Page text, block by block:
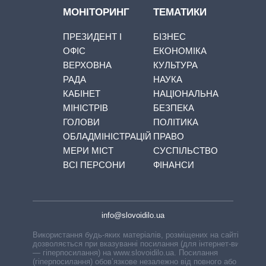
МОНІТОРИНГ
ПРЕЗИДЕНТ І
ОФІС
ВЕРХОВНА
РАДА
КАБІНЕТ
МІНІСТРІВ
ГОЛОВИ
ОБЛАДМІНІСТРАЦІЙ
МЕРИ МІСТ
ВСІ ПЕРСОНИ
ТЕМАТИКИ
БІЗНЕС
ЕКОНОМІКА
КУЛЬТУРА
НАУКА
НАЦІОНАЛЬНА
БЕЗПЕКА
ПОЛІТИКА
ПРАВО
СУСПІЛЬСТВО
ФІНАНСИ
info@slovoidilo.ua
Використання будь-яких матеріалів, розміщених на сайті,
дозволяється при вказуванні посилання (для інтернет-видань
— гіперпосилання) на www.slovoidilo.ua. Посилання
(гіперпосилання) обов’язкове незалежно від повного або